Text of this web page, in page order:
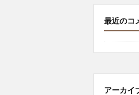
最近のコ
アーカイ